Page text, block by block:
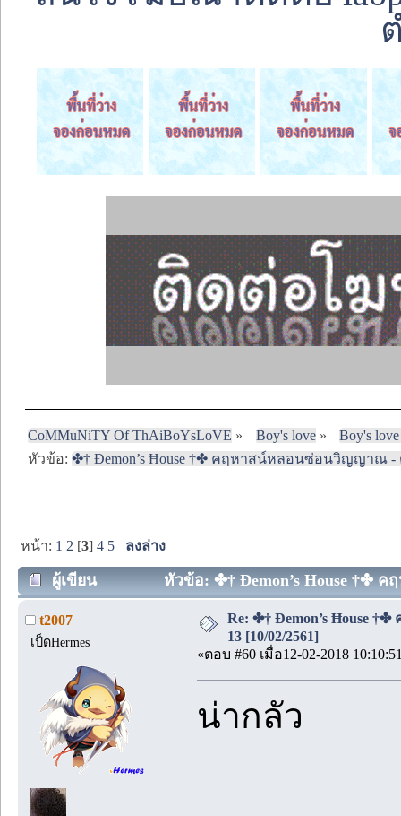
CoMMuNiTY Of ThAiBoYsLoVE » Boy's love»
Boy's
หัวข้อ:✤† Đemon’s Ħouse †✤ คฤหาสน์หลอนซ่อนวิญญาณ -
หน้า: 1 2 [3]4 5 ลงล่าง
ผู้เขียน หัวข้อ: ✤† Đemon’s Ħouse †✤ ค
t2007
เป็ดHermes
Re: ✤† Đemon’s Ħouse
13 [10/02/2561]
«ตอบ #60 เมื่อ12-02-2018
น่ากลัว